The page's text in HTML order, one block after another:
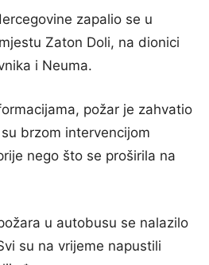
zapalio se u
Zaton Doli, na dionici
i Neuma.
požar je zahvatio
brzom intervencijom
nego što se proširila na
u autobusu se nalazilo
su na vrijeme napustili